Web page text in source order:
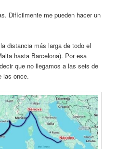
Difícilmente me pueden hacer un
distancia más larga de todo el
hasta Barcelona). Por esa
que no llegamos a las seis de
las once.